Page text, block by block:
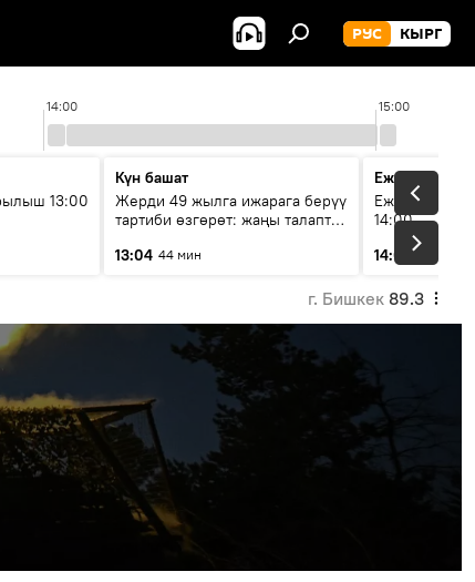
РУС КЫРГ
14:00 15:00
13:00
Күн башат
Жерди 49 жылга ижарага берүү
тартиби өзгөрөт: жаңы талаптар
13:04 44 мин
Ежедневные
Ежедневные
14:00
14:01
3 мин
г. Бишкек 89.3